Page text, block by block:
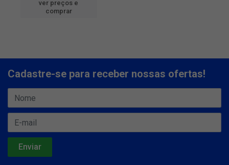
ver preços e
comprar
Cadastre-se para receber nossas ofertas!